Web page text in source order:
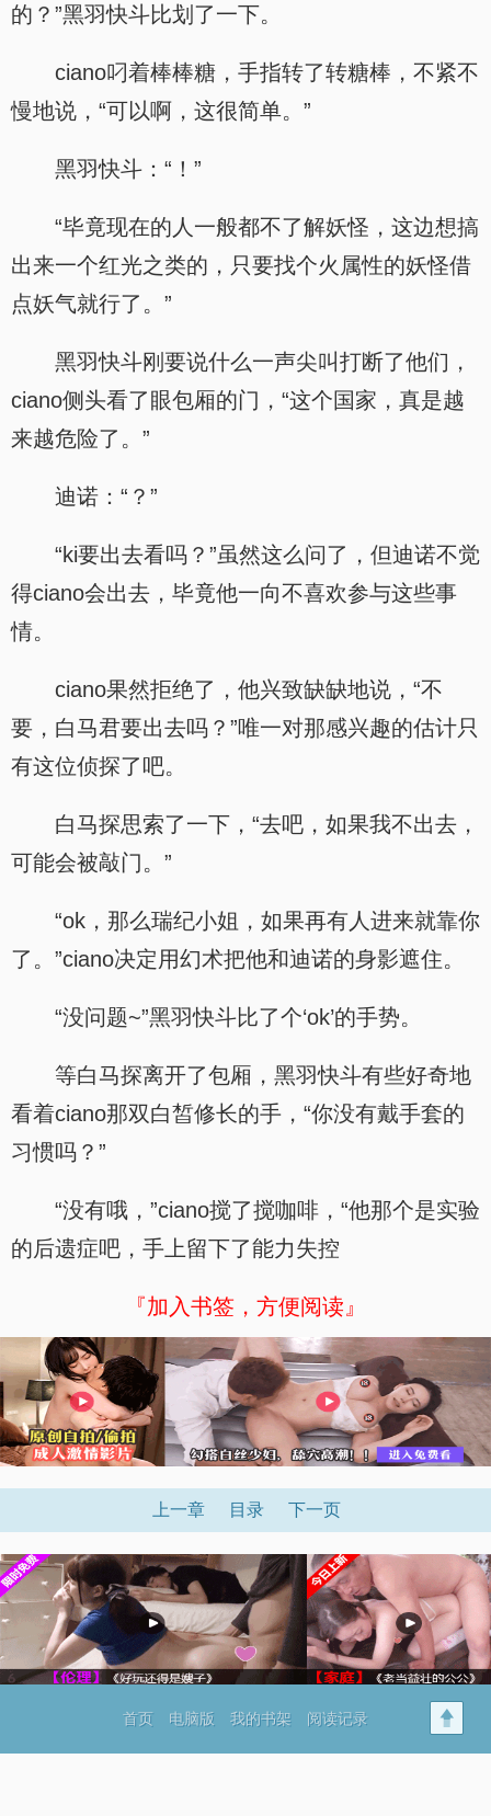
的？”黑羽快斗比划了一下。
ciano叼着棒棒糖，手指转了转糖棒，不紧不
慢地说，“可以啊，这很简单。”
黑羽快斗：“！”
“毕竟现在的人一般都不了解妖怪，这边想搞
出来一个红光之类的，只要找个火属性的妖怪借
点妖气就行了。”
黑羽快斗刚要说什么一声尖叫打断了他们，
ciano侧头看了眼包厢的门，“这个国家，真是越
来越危险了。”
迪诺：“？”
“ki要出去看吗？”虽然这么问了，但迪诺不觉
得ciano会出去，毕竟他一向不喜欢参与这些事
情。
ciano果然拒绝了，他兴致缺缺地说，“不
要，白马君要出去吗？”唯一对那感兴趣的估计只
有这位侦探了吧。
白马探思索了一下，“去吧，如果我不出去，
可能会被敲门。”
“ok，那么瑞纪小姐，如果再有人进来就靠你
了。”ciano决定用幻术把他和迪诺的身影遮住。
“没问题~”黑羽快斗比了个‘ok’的手势。
等白马探离开了包厢，黑羽快斗有些好奇地
看着ciano那双白皙修长的手，“你没有戴手套的
习惯吗？”
“没有哦，”ciano搅了搅咖啡，“他那个是实验
的后遗症吧，手上留下了能力失控
『加入书签，方便阅读』
上一章 目录 下一页
首页 电脑版 我的书架 阅读记录